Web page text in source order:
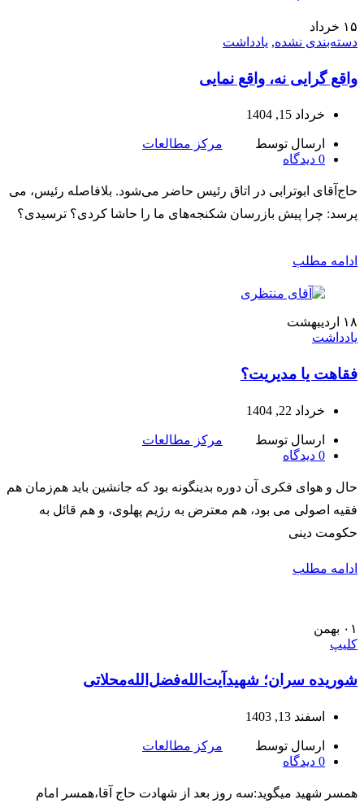
۱۵ خرداد
دسته‌بندی نشده, یادداشت
واقع گرایی نه، واقع نمایی
خرداد 15, 1404
ارسال توسط
مرکز مطالعات
0 دیدگاه
حاج‌آقای ابوترابی در اتاق رئیس حاضر می‌شود. بلافاصله رئیس، می
پرسد: چرا پیش بازرسان شکنجه‌های ما را حاشا کردی؟ ترسیدی؟
ادامه مطلب
۱۸
اردیبهشت
یادداشت
فقاهت یا مدیریت؟
خرداد 22, 1404
ارسال توسط
مرکز مطالعات
0 دیدگاه
حال و هوای فکری آن دوره بدینگونه بود که جانشین باید هم‌زمان هم
فقیه اصولی می بود، هم معترض به رژیم پهلوی، و هم قائل به
حکومت دینی
ادامه مطلب
۰۱ بهمن
کلیپ
شوريده سران؛ شهیدآیت‌الله‌فضل‌الله‌محلاتی
اسفند 13, 1403
ارسال توسط
مرکز مطالعات
0 دیدگاه
همسر شهید میگوید:سه روز بعد از شهادت حاج آقا،همسر امام